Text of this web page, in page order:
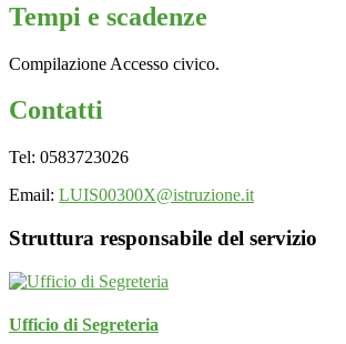
Tempi e scadenze
Compilazione Accesso civico.
Contatti
Tel: 0583723026
Email: LUIS00300X@istruzione.it
Struttura responsabile del servizio
Ufficio di Segreteria